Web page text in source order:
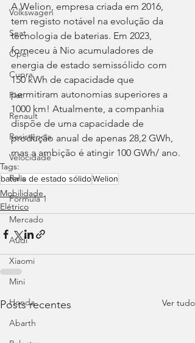
Volkswagen
Seat
Opel
Cupra
Fiat
Renault
Resistência
Velocidade
Ralis
Fórmula 1
Mercado
Audi
Xiaomi
Mini
Honda
Abarth
A Welion, empresa criada em 2016,
tem registo notável na evolução da
tecnologia de baterias. Em 2023,
forneceu à Nio acumuladores de
energia de estado semissólido com
150 kWh de capacidade que
permitiram autonomias superiores a
1000 km! Atualmente, a companhia
dispõe de uma capacidade de
produção anual de apenas 28,2 GWh,
mas a ambição é atingir 100 GWh/ ano.
Tags:
bateria de estado sólidoWelion
Mobilidade
Elétrico
Posts recentes Ver tudo